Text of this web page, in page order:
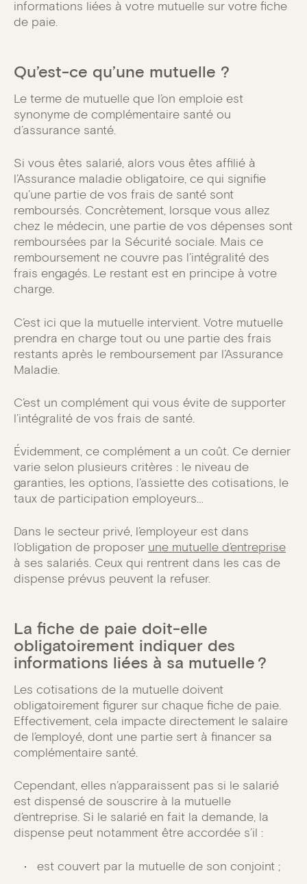
informations liées à votre mutuelle sur votre fiche
de paie.
Qu’est-ce qu’une mutuelle ?
Le terme de mutuelle que l’on emploie est
synonyme de complémentaire santé ou
d’assurance santé.
Si vous êtes salarié, alors vous êtes affilié à
l’Assurance maladie obligatoire, ce qui signifie
qu’une partie de vos frais de santé sont
remboursés. Concrètement, lorsque vous allez
chez le médecin, une partie de vos dépenses sont
remboursées par la Sécurité sociale. Mais ce
remboursement ne couvre pas l’intégralité des
frais engagés. Le restant est en principe à votre
charge.
C’est ici que la mutuelle intervient. Votre mutuelle
prendra en charge tout ou une partie des frais
restants après le remboursement par l’Assurance
Maladie.
C’est un complément qui vous évite de supporter
l’intégralité de vos frais de santé.
Évidemment, ce complément a un coût. Ce dernier
varie selon plusieurs critères : le niveau de
garanties, les options, l’assiette des cotisations, le
taux de participation employeurs…
Dans le secteur privé, l’employeur est dans
l’obligation de proposer une mutuelle d’entreprise
à ses salariés. Ceux qui rentrent dans les cas de
dispense prévus peuvent la refuser.
La fiche de paie doit-elle
obligatoirement indiquer des
informations liées à sa mutuelle ?
Les cotisations de la mutuelle doivent
obligatoirement figurer sur chaque fiche de paie.
Effectivement, cela impacte directement le salaire
de l’employé, dont une partie sert à financer sa
complémentaire santé.
Cependant, elles n’apparaissent pas si le salarié
est dispensé de souscrire à la mutuelle
d’entreprise. Si le salarié en fait la demande, la
dispense peut notamment être accordée s’il :
est couvert par la mutuelle de son conjoint ;